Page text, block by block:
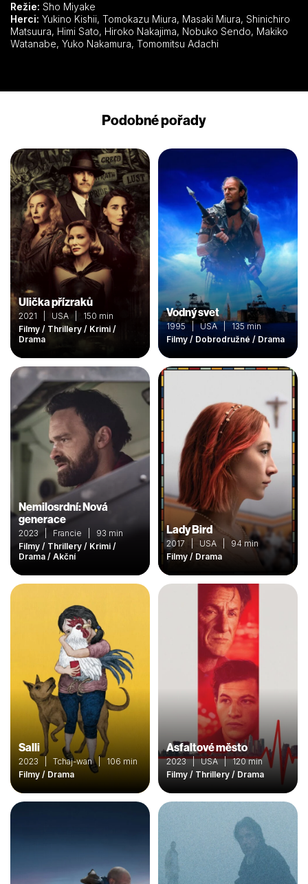
Režie: Sho Miyake
Herci:
Matsuura, Himi Sato, Hiroko Nakajima, Nobuko Sendo, Makiko
Watanabe, Yuko Nakamura, Tomomitsu Adachi
Podobné pořady
Ulička přízraků
2021 | USA | 150 min
Filmy / Thrillery / Krimi /
Drama
Vodný svet
1995 | USA | 135 min
Filmy / Dobrodružné / Drama
Nemilosrdní: Nová
generace
2023 | Francie | 93 min
Filmy / Thrillery / Krimi /
Drama / Akční
Lady Bird
2017 | USA | 94 min
Filmy / Drama
Salli
2023 | Tchaj-wan | 106 min
Filmy / Drama
Asfaltové město
2023 | USA | 120 min
Filmy / Thrillery / Drama